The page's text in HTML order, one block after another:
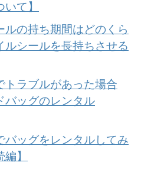
て】
ルの持ち期間はどのくら
ルシールを長持ちさせる
トラブルがあった場合
バッグのレンタル
バッグをレンタルしてみ
】